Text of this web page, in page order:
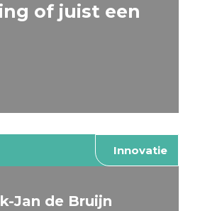
of juist een
Innovatie
Jan de Bruijn